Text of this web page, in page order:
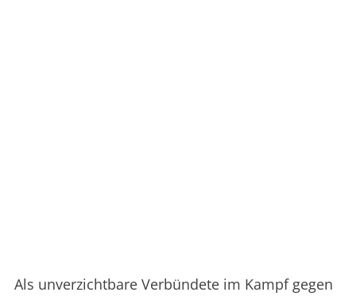
Als unverzichtbare Verbündete im Kampf gegen